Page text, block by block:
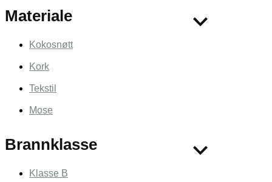
Materiale
Kokosnøtt
Kork
Tekstil
Mose
Brannklasse
Klasse B